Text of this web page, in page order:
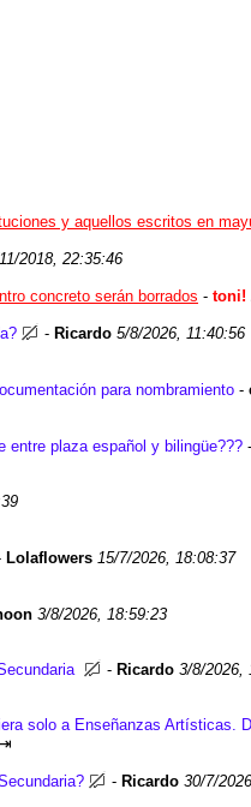
y aquellos escritos en
2018, 22:35:46
concreto serán borrados - toni!
- Ricardo 5/8/2026, 11:40:56
para nombramiento -
entre plaza español y bilingüe??? -
Lolaflowers 15/7/2026, 18:08:37
3/8/2026, 18:59:23
- Ricardo 3/8/2026,
solo a Enseñanzas Artísticas.
- Ricardo 30/7/